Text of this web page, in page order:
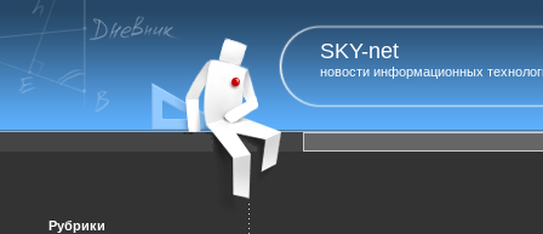
SKY-net
новости информационных
Рубрики